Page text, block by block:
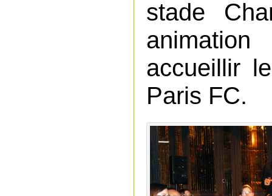
stade
accueillir
Paris FC.